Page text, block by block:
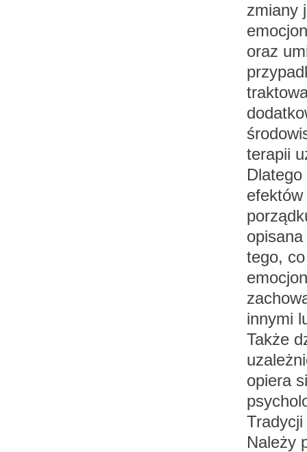
zmiany
oraz
terapii
opisana
tego,
innymi
Także
opiera
Należy